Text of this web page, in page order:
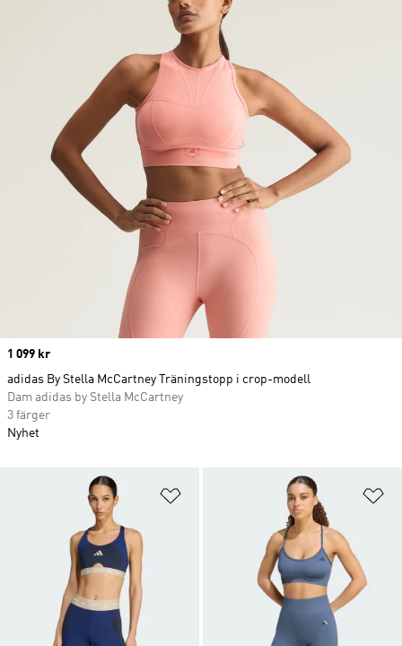
Lägg till på önskelistan
Price
1 099 kr
adidas By Stella McCartney Träningstopp i crop-modell
Dam adidas by Stella McCartney
3 färger
Nyhet